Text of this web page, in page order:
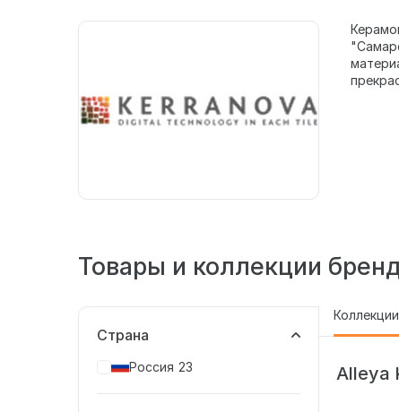
Товары и коллекции
Страна
Россия 23
Коллекции
Alleya